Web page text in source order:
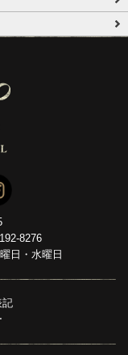
8276
日・水曜日
記